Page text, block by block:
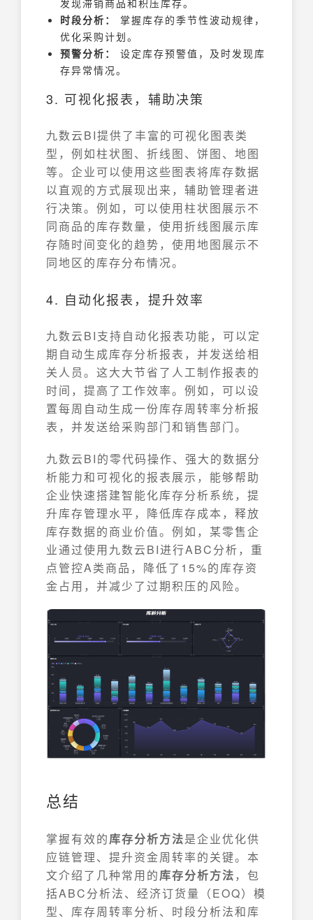
发现滞销商品和积压库存。
时段分析：
掌握库存的季节性波动规律，
优化采购计划。
预警分析：
设定库存预警值，及时发现库
存异常情况。
3. 可视化报表，辅助决策
九数云BI提供了丰富的可视化图表类
型，例如柱状图、折线图、饼图、地图
等。企业可以使用这些图表将库存数据
以直观的方式展现出来，辅助管理者进
行决策。例如，可以使用柱状图展示不
同商品的库存数量，使用折线图展示库
存随时间变化的趋势，使用地图展示不
同地区的库存分布情况。
4. 自动化报表，提升效率
九数云BI支持自动化报表功能，可以定
期自动生成库存分析报表，并发送给相
关人员。这大大节省了人工制作报表的
时间，提高了工作效率。例如，可以设
置每周自动生成一份库存周转率分析报
表，并发送给采购部门和销售部门。
九数云BI的零代码操作、强大的数据分
析能力和可视化的报表展示，能够帮助
企业快速搭建智能化库存分析系统，提
升库存管理水平，降低库存成本，释放
库存数据的商业价值。例如，某零售企
业通过使用九数云BI进行ABC分析，重
点管控A类商品，降低了15%的库存资
金占用，并减少了过期积压的风险。
总结
掌握有效的库存分析方法是企业优化供
应链管理、提升资金周转率的关键。本
文介绍了几种常用的库存分析方法 ，包
括ABC分析法、经济订货量（EOQ）模
型、库存周转率分析、时段分析法和库